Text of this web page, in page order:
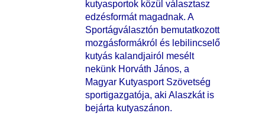
kutyasportok közül választasz
edzésformát magadnak. A
Sportágválasztón bemutatkozott
mozgásformákról és lebilincselő
kutyás kalandjairól mesélt
nekünk Horváth János, a
Magyar Kutyasport Szövetség
sportigazgatója, aki Alaszkát is
bejárta kutyaszánon.